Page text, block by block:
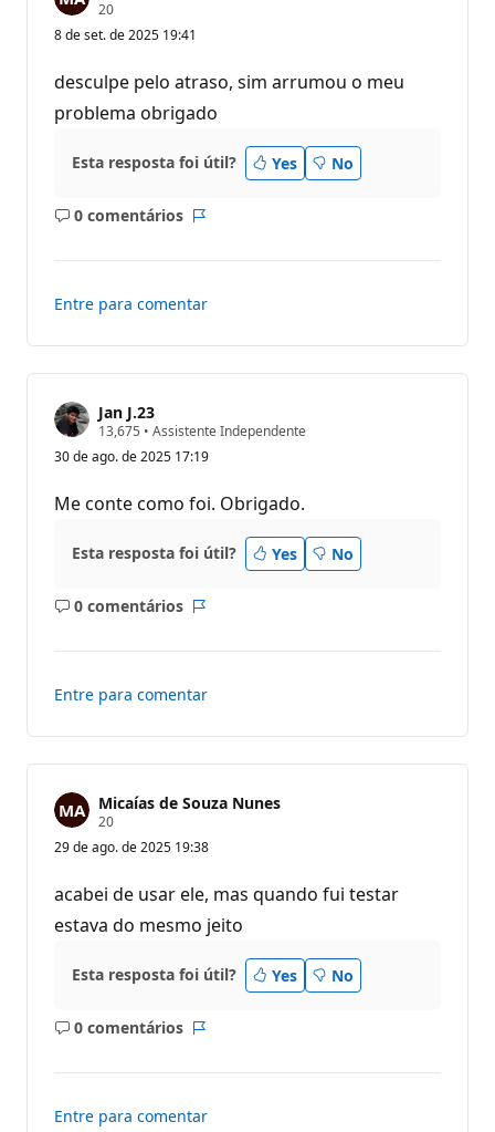
20P
o
n
o
s
d
e
e
p
a
ã
8 de set. de 2025 19:41
desculpe pelo atraso, sim arrumou o meu
problema obrigado
Esta resposta foi útil? Yes No
0 comentários
Sem
Entre para comentar
Jan J.23
13,675 P
n
o
s
e
r
p
u
o
• Assistente Independente
30 de ago. de 2025 17:19
Me conte como foi. Obrigado.
Esta resposta foi útil? Yes No
0 comentários
Sem
Entre para comentar
Micaías de Souza Nunes
20P
n
o
s
d
e
e
p
a
ã
29 de ago. de 2025 19:38
acabei de usar ele, mas quando fui testar
estava do mesmo jeito
Esta resposta foi útil? Yes No
0 comentários
Sem
Entre para comentar